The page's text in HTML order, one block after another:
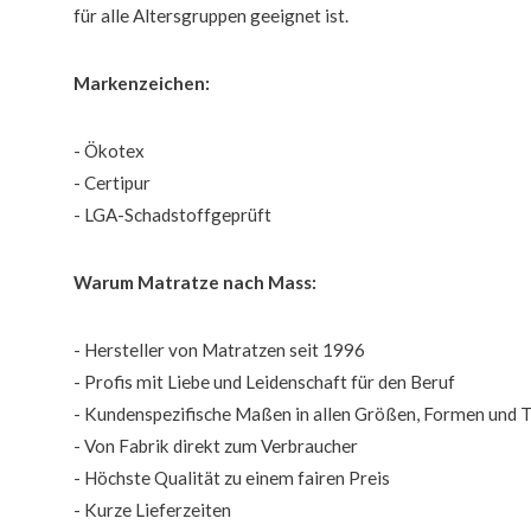
für alle Altersgruppen geeignet ist.
Markenzeichen:
- Ökotex
- Certipur
- LGA-Schadstoffgeprüft
Warum Matratze nach Mass:
- Hersteller von Matratzen seit 1996
- Profis mit Liebe und Leidenschaft für den Beruf
- Kundenspezifische Maßen in allen Größen, Formen und
- Von Fabrik direkt zum Verbraucher
- Höchste Qualität zu einem fairen Preis
- Kurze Lieferzeiten